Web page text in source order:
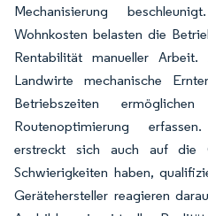
Mechanisierung
Wohnkosten belasten die
Rentabilität manueller
Landwirte mechanische
Betriebszeiten
Routenoptimierung
erstreckt sich auch auf die
Schwierigkeiten haben,
Gerätehersteller reagieren